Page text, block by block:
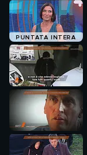
PUNTATA INTERA